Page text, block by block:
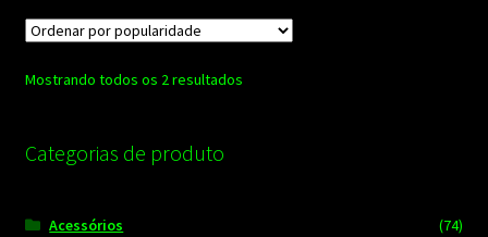
Mostrando todos os 2 resultadosClassificado
Categorias de produto
Acessórios
(74)